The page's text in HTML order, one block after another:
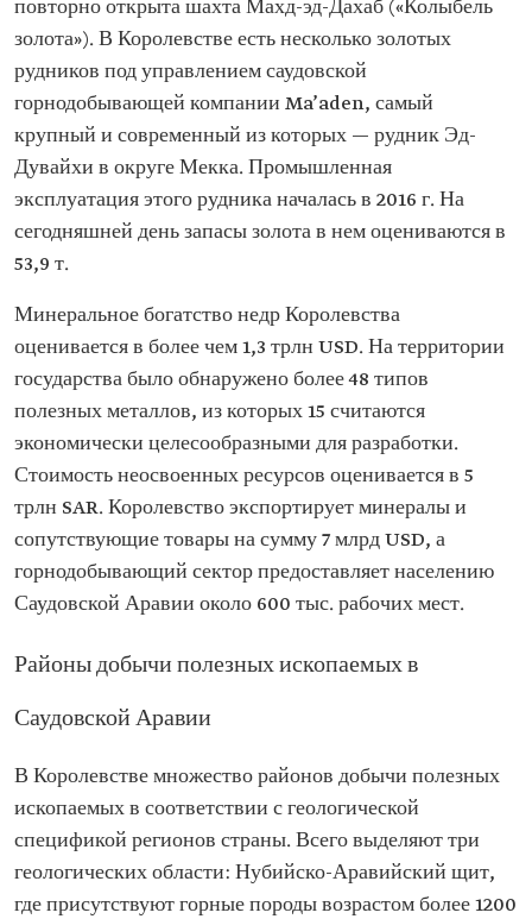
повторно открыта шахта Махд-эд-Дахаб («Колыбель
золота»). В Королевстве есть несколько золотых
рудников под управлением саудовской
горнодобывающей компании Ma’aden, самый
крупный и современный из которых — рудник Эд-
Дувайхи в округе Мекка. Промышленная
эксплуатация этого рудника началась в 2016 г. На
сегодняшней день запасы золота в нем оцениваются в
53,9 т.
Минеральное богатство недр Королевства
оценивается в более чем 1,3 трлн USD. На территории
государства было обнаружено более 48 типов
полезных металлов, из которых 15 считаются
экономически целесообразными для разработки.
Стоимость неосвоенных ресурсов оценивается в 5
трлн SAR. Королевство экспортирует минералы и
сопутствующие товары на сумму 7 млрд USD, а
горнодобывающий сектор предоставляет населению
Саудовской Аравии около 600 тыс. рабочих мест.
Районы добычи полезных ископаемых в
Саудовской Аравии
В Королевстве множество районов добычи полезных
ископаемых в соответствии с геологической
спецификой регионов страны. Всего выделяют три
геологических области: Нубийско-Аравийский щит,
где присутствуют горные породы возрастом более 1200